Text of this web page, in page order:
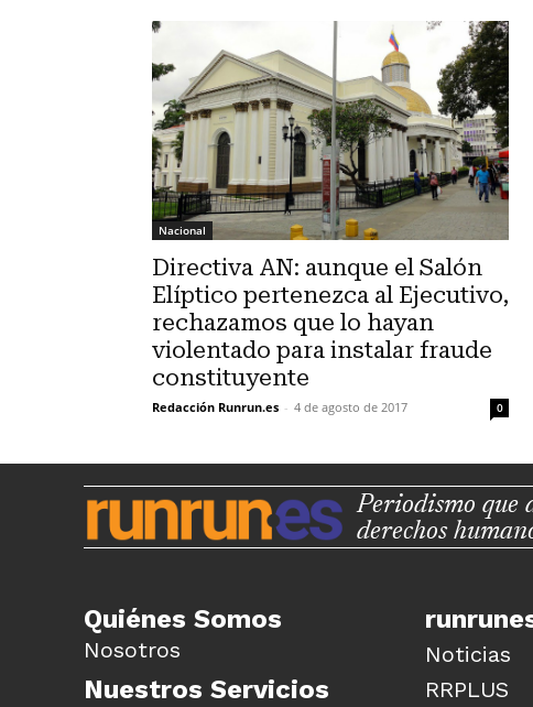
Nacional
Directiva AN: aunque el Salón
Elíptico pertenezca al Ejecutivo,
rechazamos que lo hayan
violentado para instalar fraude
constituyente
Redacción Runrun.es - 4 de agosto de 2017 0
Periodismo que
derechos
Quiénes Somos
Nosotros
Nuestros Servicios
Noticias
RRPLUS